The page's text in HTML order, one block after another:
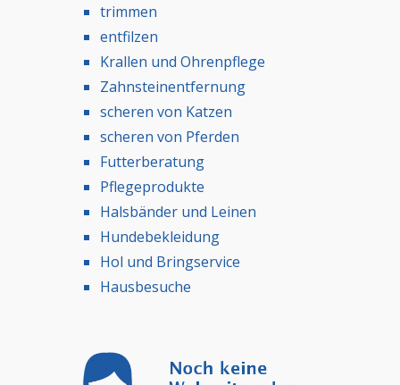
trimmen
entfilzen
Krallen und Ohrenpflege
Zahnsteinentfernung
scheren von Katzen
scheren von Pferden
Futterberatung
Pflegeprodukte
Halsbänder und Leinen
Hundebekleidung
Hol und Bringservice
Hausbesuche